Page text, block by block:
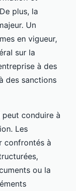
plus, la
Un
en vigueur,
sur la
à des
des sanctions
conduire à
Les
confrontés à
ou la